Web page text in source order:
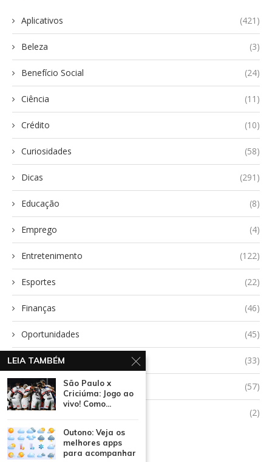
Aplicativos (421)
Beleza (3)
Benefício Social (24)
Ciência (11)
Crédito (10)
Curiosidades (58)
Dicas (291)
Educação (8)
Emprego (4)
Entretenimento (122)
Esportes (22)
Finanças (46)
Oportunidades (45)
Saúde (33)
Tecnologia (57)
Uncategorized (2)
LEIA TAMBÉM
São Paulo x
Criciúma: Jogo ao
vivo! Como...
Outono: Veja os
melhores apps
para acompanhar